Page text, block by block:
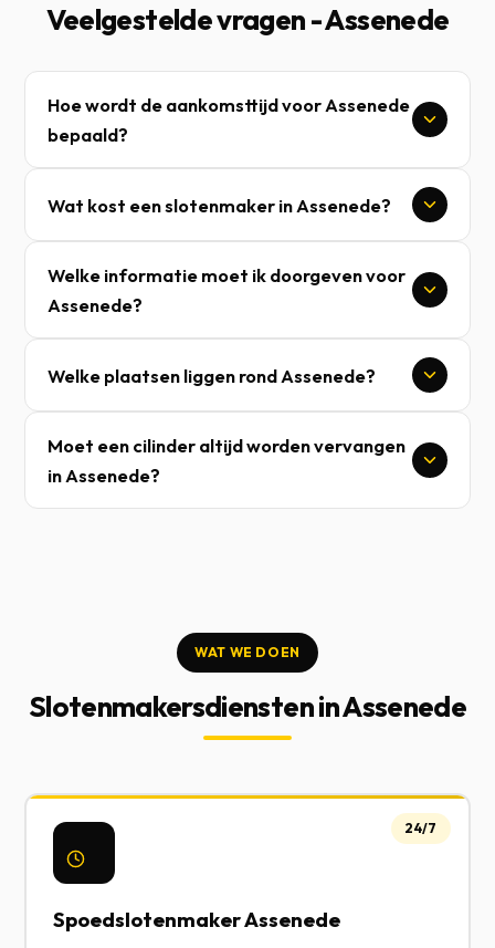
Veelgestelde vragen - Assenede
Hoe wordt de aankomsttijd voor Assenede
bepaald?
Wat kost een slotenmaker in Assenede?
Welke informatie moet ik doorgeven voor
Assenede?
Welke plaatsen liggen rond Assenede?
Moet een cilinder altijd worden vervangen
in Assenede?
WAT WE DOEN
Slotenmakersdiensten in Assenede
Spoedslotenmaker Assenede
24/7